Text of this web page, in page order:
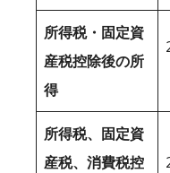
所得税・固定資
産税控除後の所
得
所得税、固定資
産税、消費税控